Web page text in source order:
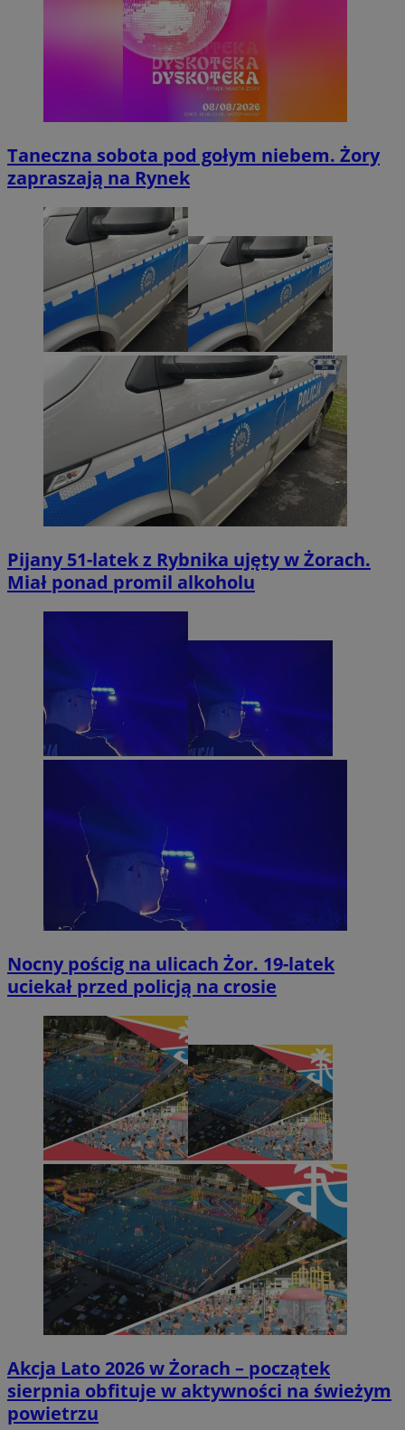
Taneczna sobota pod gołym niebem. Żory
zapraszają na Rynek
Pijany 51-latek z Rybnika ujęty w Żorach.
Miał ponad promil alkoholu
Nocny pościg na ulicach Żor. 19-latek
uciekał przed policją na crosie
Akcja Lato 2026 w Żorach – początek
sierpnia obfituje w aktywności na świeżym
powietrzu